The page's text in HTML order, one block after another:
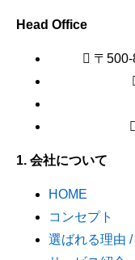
Head Office
〒
1. 会社について
HOME
コンセプト
選ばれる理由 /